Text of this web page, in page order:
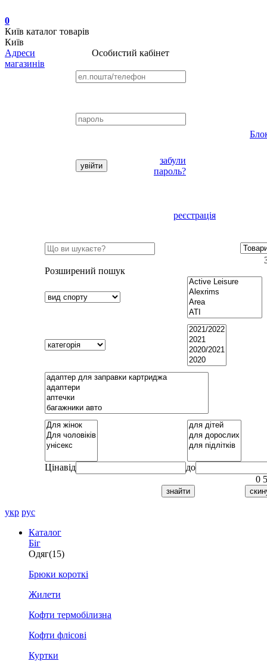
0
Київ каталог товарів
Київ
Адреси
магазинів
Особистий кабінет
забули
пароль?
реєстрація
Розширений пошук
Цінавід
до
0
укр рус
Каталог
Біг
Одяг(15)
Брюки короткі
Жилети
Кофти термобілизна
Кофти флісові
Куртки